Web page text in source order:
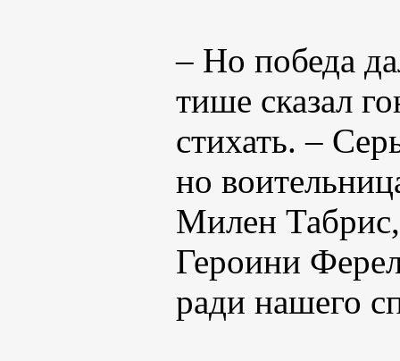
– Но победа
тише сказал
стихать. –
но
Милен
Героини
ради нашего